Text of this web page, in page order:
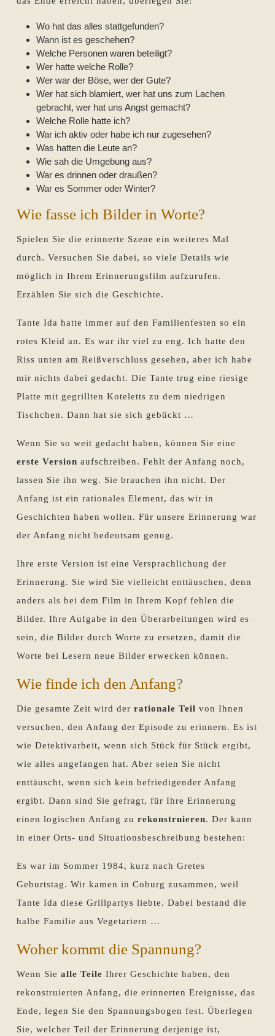
Wo hat das alles stattgefunden?
Wann ist es geschehen?
Welche Personen waren beteiligt?
Wer hatte welche Rolle?
Wer war der Böse, wer der Gute?
Wer hat sich blamiert, wer hat uns zum Lachen
gebracht, wer hat uns Angst gemacht?
Welche Rolle hatte ich?
War ich aktiv oder habe ich nur zugesehen?
Was hatten die Leute an?
Wie sah die Umgebung aus?
War es drinnen oder draußen?
War es Sommer oder Winter?
Wie fasse ich Bilder in Worte?
Spielen Sie die erinnerte Szene ein weiteres Mal
durch. Versuchen Sie dabei, so viele Details wie
möglich in Ihrem Erinnerungsfilm aufzurufen.
Erzählen Sie sich die Geschichte.
Tante Ida hatte immer auf den Familienfesten so ein
rotes Kleid an. Es war ihr viel zu eng. Ich hatte den
Riss unten am Reißverschluss gesehen, aber ich habe
mir nichts dabei gedacht. Die Tante trug eine riesige
Platte mit gegrillten Koteletts zu dem niedrigen
Tischchen. Dann hat sie sich gebückt …
Wenn Sie so weit gedacht haben, können Sie eine
erste Version aufschreiben. Fehlt der Anfang noch,
lassen Sie ihn weg. Sie brauchen ihn nicht. Der
Anfang ist ein rationales Element, das wir in
Geschichten haben wollen. Für unsere Erinnerung war
der Anfang nicht bedeutsam genug.
Ihre erste Version ist eine Versprachlichung der
Erinnerung. Sie wird Sie vielleicht enttäuschen, denn
anders als bei dem Film in Ihrem Kopf fehlen die
Bilder. Ihre Aufgabe in den Überarbeitungen wird es
sein, die Bilder durch Worte zu ersetzen, damit die
Worte bei Lesern neue Bilder erwecken können.
Wie finde ich den Anfang?
Die gesamte Zeit wird der rationale Teil von Ihnen
versuchen, den Anfang der Episode zu erinnern. Es ist
wie Detektivarbeit, wenn sich Stück für Stück ergibt,
wie alles angefangen hat. Aber seien Sie nicht
enttäuscht, wenn sich kein befriedigender Anfang
ergibt. Dann sind Sie gefragt, für Ihre Erinnerung
einen logischen Anfang zu rekonstruieren. Der kann
in einer Orts- und Situationsbeschreibung bestehen:
Es war im Sommer 1984, kurz nach Gretes
Geburtstag. Wir kamen in Coburg zusammen, weil
Tante Ida diese Grillpartys liebte. Dabei bestand die
halbe Familie aus Vegetariern …
Woher kommt die Spannung?
Wenn Sie alle Teile Ihrer Geschichte haben, den
rekonstruierten Anfang, die erinnerten Ereignisse, das
Ende, legen Sie den Spannungsbogen fest. Überlegen
Sie, welcher Teil der Erinnerung derjenige ist,